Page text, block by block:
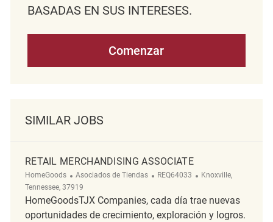
BASADAS EN SUS INTERESES.
Comenzar
SIMILAR JOBS
RETAIL MERCHANDISING ASSOCIATE
HomeGoods Categoría
Asociados de Tiendas ReqId
REQ64033 Ubicación
Knoxville,
Tennessee, 37919
HomeGoodsTJX Companies, cada día trae nuevas
oportunidades de crecimiento, exploración y logros.